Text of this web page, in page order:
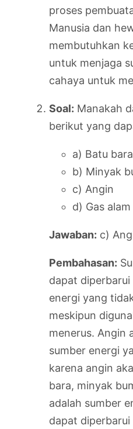
proses
Manusia dan
membutuhkan
untuk menjaga
cahaya untuk
Soal: Manakah
berikut yang
a) Batu bara
b) Minyak
c) Angin
d) Gas alam
Jawaban: c)
Pembahasan:
dapat
energi yang
meskipun
menerus. Angin
sumber energi
karena angin
bara, minyak
adalah sumber
dapat